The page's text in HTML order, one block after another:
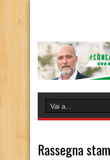
Rassegna